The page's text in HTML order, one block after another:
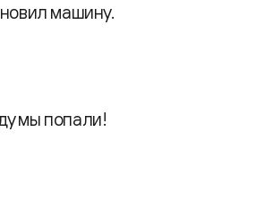
машину.
мы попали!